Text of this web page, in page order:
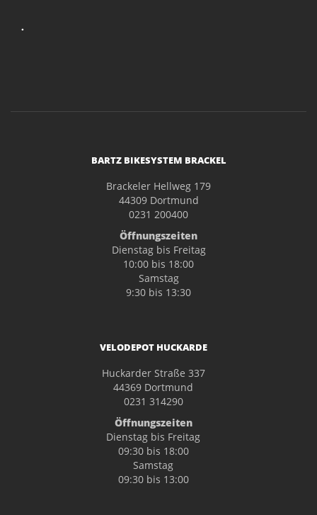
.
BARTZ BIKESYSTEM BRACKEL
Brackeler Hellweg 179
44309 Dortmund
0231 200400
Öffnungszeiten
Dienstag bis Freitag
10:00 bis 18:00
Samstag
9:30 bis 13:30
VELODEPOT HUCKARDE
Huckarder Straße 337
44369 Dortmund
0231 314290
Öffnungszeiten
Dienstag bis Freitag
09:30 bis 18:00
Samstag
09:30 bis 13:00